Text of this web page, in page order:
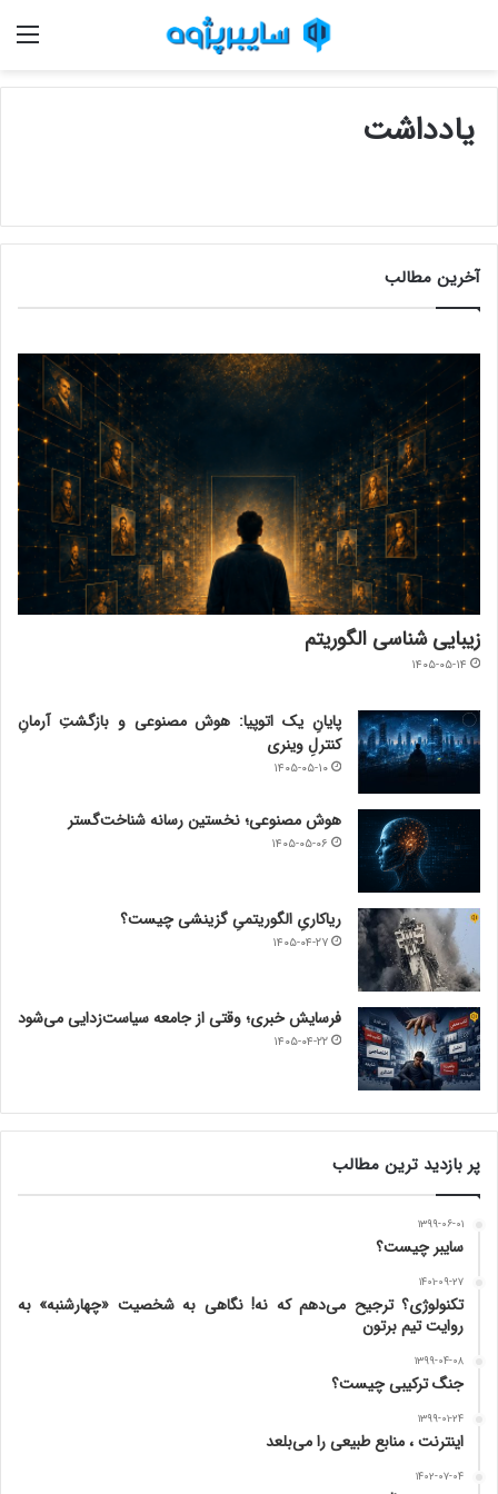
یادداشت
آخرین مطالب
زیبایی شناسی الگوریتم
۱۴۰۵-۰۵-۱۴
پایانِ یک اتوپیا: هوش مصنوعی و بازگشتِ آرمانِ
کنترلِ وینری
۱۴۰۵-۰۵-۱۰
هوش مصنوعی؛ نخستین رسانه شناخت‌گستر
۱۴۰۵-۰۵-۰۶
ریاکاریِ الگوریتمیِ گزینشی چیست؟
۱۴۰۵-۰۴-۲۷
فرسایش خبری؛ وقتی از جامعه سیاست‌زدایی می‌شود
۱۴۰۵-۰۴-۲۲
پر بازدید ترین مطالب
۱۳۹۹-۰۶-۰۱
سایبر چیست؟
۱۴۰۱-۰۹-۲۷
تکنولوژی؟ ترجیح می‌دهم که نه! نگاهی به شخصیت «چهارشنبه» به
روایت تیم برتون
۱۳۹۹-۰۴-۰۸
جنگ ترکیبی چیست؟
۱۳۹۹-۰۱-۲۴
اینترنت ، منابع طبیعی را می‌بلعد
۱۴۰۲-۰۷-۰۴